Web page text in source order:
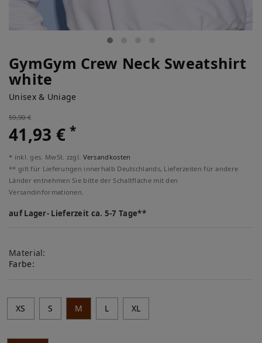
GymGym Crew Neck Sweatshirt
white
Unisex & Uniage
59,90 €
41,93 €*
* inkl. ges. MwSt. zzgl. Versandkosten
** gilt für Lieferungen innerhalb Deutschlands, Lieferzeiten für andere
Länder entnehmen Sie bitte der Schaltfläche mit den
Versandinformationen.
auf Lager- Lieferzeit ca. 5-7 Tage**
Material:
Farbe:
XS S M L XL